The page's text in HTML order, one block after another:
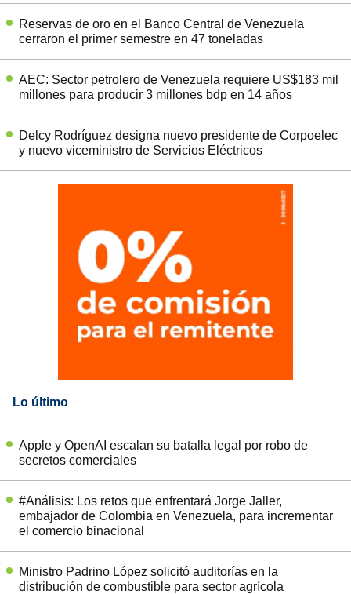
Reservas de oro en el Banco Central de Venezuela
cerraron el primer semestre en 47 toneladas
AEC: Sector petrolero de Venezuela requiere US$183 mil
millones para producir 3 millones bdp en 14 años
Delcy Rodríguez designa nuevo presidente de Corpoelec
y nuevo viceministro de Servicios Eléctricos
Lo último
Apple y OpenAI escalan su batalla legal por robo de
secretos comerciales
#Análisis: Los retos que enfrentará Jorge Jaller,
embajador de Colombia en Venezuela, para incrementar
el comercio binacional
Ministro Padrino López solicitó auditorías en la
distribución de combustible para sector agrícola